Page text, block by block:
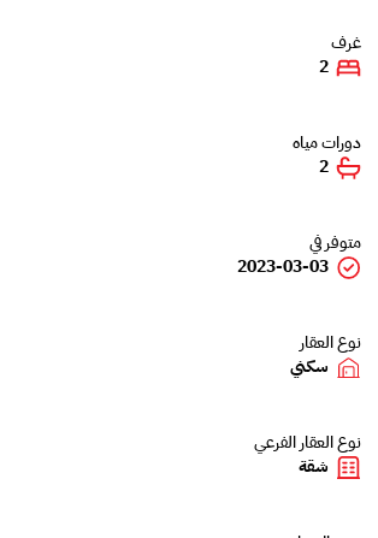
غرف
2
دورات مياه
2
متوفر في
2023-03-03
نوع العقار
سكني
نوع العقار الفرعي
شقة